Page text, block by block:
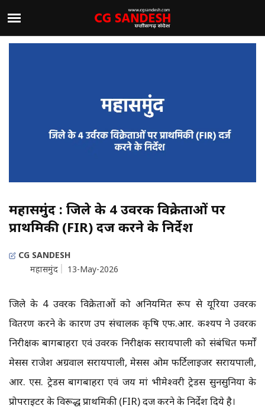
महासमुंद : जिले के 4 उर्वरक विक्रेताओं पर
प्राथमिकी (FIR) दर्ज करने के निर्देश
CG SANDESH
महासमुंद
13-May-2026
जिले के 4 उर्वरक विक्रेताओं को अनियमित रूप से यूरिया उर्वरक
वितरण करने के कारण उप संचालक कृषि एफ.आर. कश्यप ने उर्वरक
निरीक्षक बागबाहरा एवं उर्वरक निरीक्षक सरायपाली को संबंधित फर्मों
मेसर्स राजेश अग्रवाल सरायपाली, मेसर्स ओम फर्टिलाइजर सरायपाली,
आर. एस. ट्रेडर्स बागबाहरा एवं जय मां भीमेश्वरी ट्रेडर्स सुनसुनिया के
प्रोपराइटर के विरूद्ध प्राथमिकी (FIR) दर्ज करने के निर्देश दिये है।